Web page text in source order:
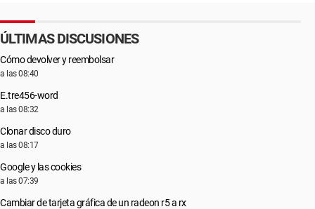
ÚLTIMAS DISCUSIONES
Cómo devolver y reembolsar
a las 08:40
E.tre456-word
a las 08:32
Clonar disco duro
a las 08:17
Google y las cookies
a las 07:39
Cambiar de tarjeta gráfica de un radeon r5 a rx